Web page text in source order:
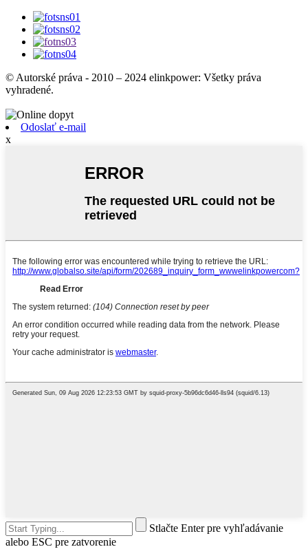
© Autorské práva - 2010 – 2024 elinkpower: Všetky práva
vyhradené.
Odoslať e-mail
x
Stlačte Enter pre vyhľadávanie
alebo ESC pre zatvorenie